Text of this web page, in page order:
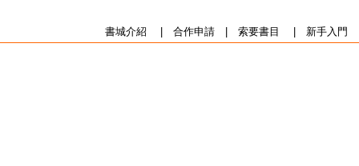
書城介紹 合作申請| 索要書目 新手入門